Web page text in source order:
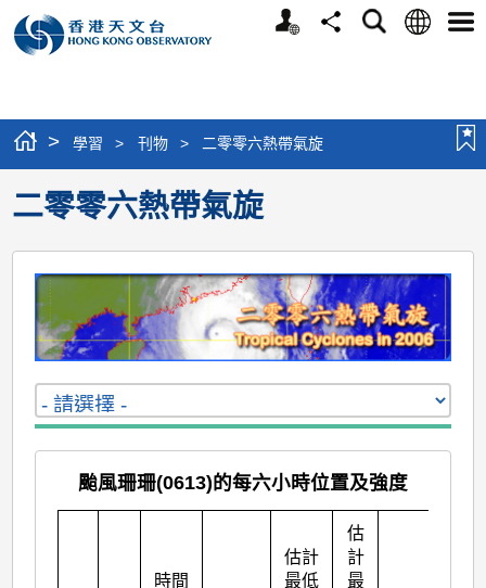
個
分
搜
語
選
> 學習 > 刊物 > 二零零六熱帶氣旋
二零零六熱帶氣旋
颱風珊珊(0613)的每六小時位置及強度
時間
估計
最低
估
計
最